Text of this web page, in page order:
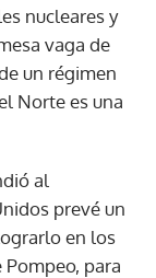
nucleares y
vaga de
un régimen
Norte es una
al
prevé un
en los
para